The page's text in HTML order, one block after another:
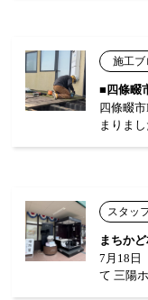
施工ブ
四條畷
まりま
スタッ
7月18
て 三陽